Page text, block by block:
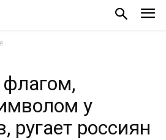
у
ругает россиян